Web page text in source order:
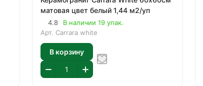
матовая цвет белый 1,44 м2/уп
4.8
В наличии 19 упак.
Арт. Carrara white
В корзину